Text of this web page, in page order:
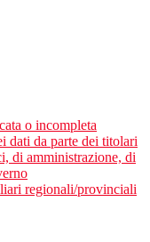
o incompleta
dati da parte dei titolari
di amministrazione, di
regionali/provinciali